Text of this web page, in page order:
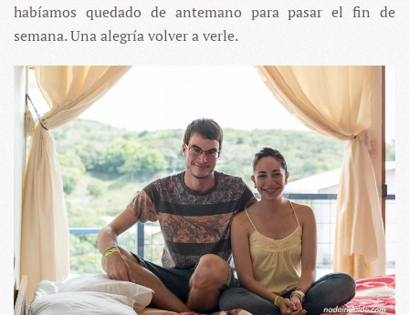
habíamos quedado de antemano para pasar el fin de
semana. Una alegría volver a verle.